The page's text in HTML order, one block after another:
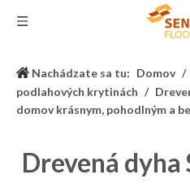
Nachádzate sa tu: Domov /
podlahových krytinách /
domov krásnym, pohodlným a
Drevená dyha